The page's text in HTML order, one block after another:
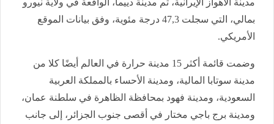
مدينة الأهواز الإيرانية، ثم مدينة دييما، الواقعة في ولاية نيورو
بمالي، التي سجلت 47,3 درجة مئوية، وفق بيانات الموقع
الأمريكي.
وضمت قائمة أكثر 15 مدينة حرارة في العالم أيضًا كلا من
مدينة سوتابا المالية، ومدينة الأحساء بالمملكة العربية
السعودية، ومدينة فهود بمحافظة الظاهرة في سلطنة عمان،
ومدينة برج باجي مختار في أقصى جنوب الجزائر، إلى جانب